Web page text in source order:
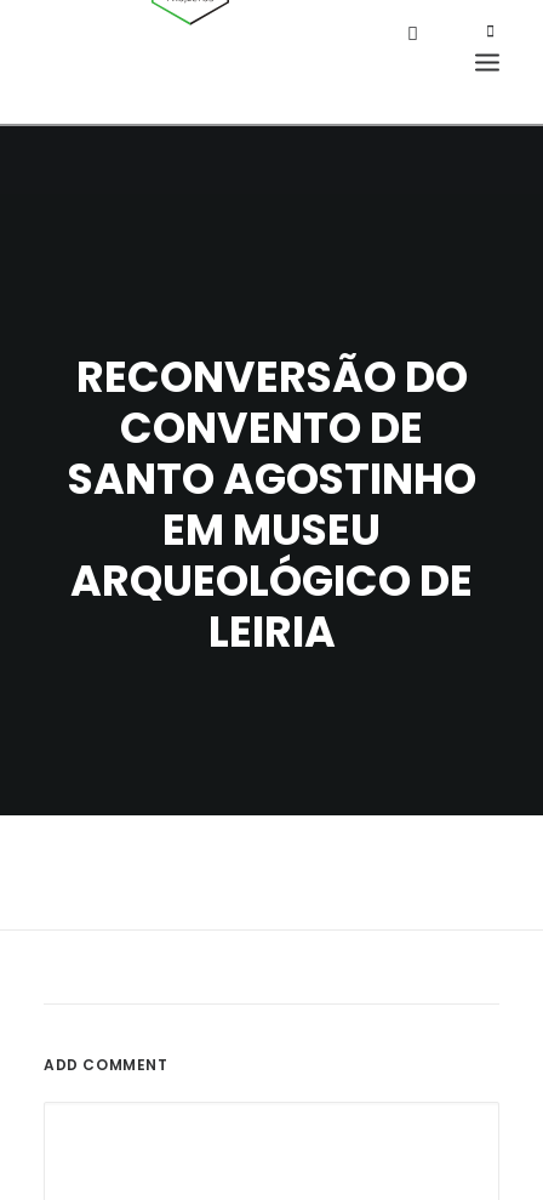
RECONVERSÃO DO
CONVENTO DE
SANTO AGOSTINHO
EM MUSEU
ARQUEOLÓGICO DE
LEIRIA
ADD COMMENT